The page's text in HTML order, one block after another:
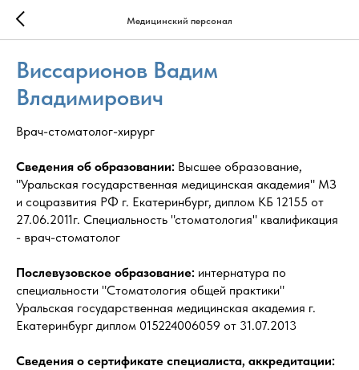
Медицинский персонал
Виссарионов Вадим
Владимирович
Врач-стоматолог-хирург
Сведения об образовании: Высшее образование,
"Уральская государственная медицинская академия" МЗ
и соцразвития РФ г. Екатеринбург, диплом КБ 12155 от
27.06.2011г. Специальность "стоматология" квалификация
- врач-стоматолог
Послевузовское образование: интернатура по
специальности "Стоматология общей практики"
Уральская государственная медицинская академия г.
Екатеринбург диплом 015224006059 от 31.07.2013
Сведения о сертификате специалиста, аккредитации: